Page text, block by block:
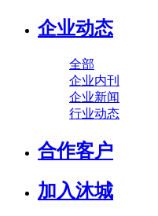
企业动态
全部
企业内刊
企业新闻
行业动态
合作客户
加入沐城